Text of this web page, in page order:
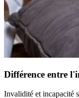
Différence entre
Invalidité et incapacité